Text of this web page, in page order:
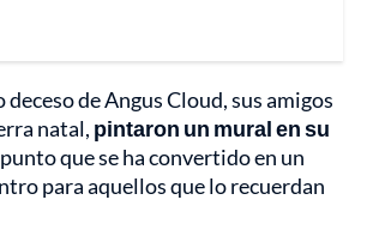
de Angus Cloud, sus amigos
natal, pintaron un mural en su
que se ha convertido en un
para aquellos que lo recuerdan